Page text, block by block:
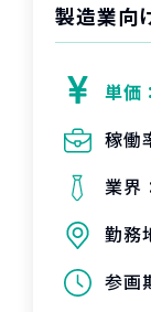
製造業向
単価：
稼働
業界
勤務
参画